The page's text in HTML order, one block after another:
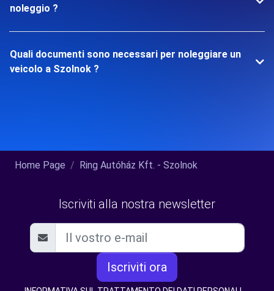
noleggio ?
Quali documenti sono necessari per noleggiare un
veicolo a Szolnok ?
Home Page Ring Autóház Kft. - Szolnok
Iscriviti alla nostra newsletter
Iscriviti ora